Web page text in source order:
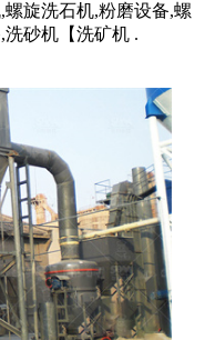
旋洗石机,粉磨设备,螺
砂机【洗矿机 .